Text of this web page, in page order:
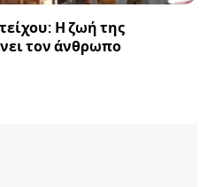
Η ζωή της
τον άνθρωπο